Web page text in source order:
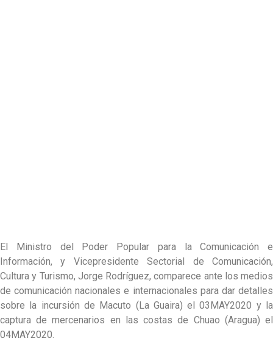
El Ministro del Poder Popular para la Comunicación e
Información, y Vicepresidente Sectorial de Comunicación,
Cultura y Turismo, Jorge Rodríguez, comparece ante los medios
de comunicación nacionales e internacionales para dar detalles
sobre la incursión de Macuto (La Guaira) el 03MAY2020 y la
captura de mercenarios en las costas de Chuao (Aragua) el
04MAY2020.